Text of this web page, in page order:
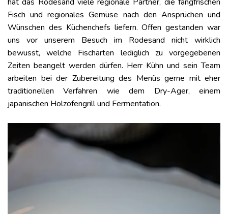
hat das Rodesand viele regionale Partner, die fangfrischen
Fisch und regionales Gemüse nach den Ansprüchen und
Wünschen des Küchenchefs liefern. Offen gestanden war
uns vor unserem Besuch im Rodesand nicht wirklich
bewusst, welche Fischarten lediglich zu vorgegebenen
Zeiten beangelt werden dürfen. Herr Kühn und sein Team
arbeiten bei der Zubereitung des Menüs gerne mit eher
traditionellen Verfahren wie dem Dry-Ager, einem
japanischen Holzofengrill und Fermentation.